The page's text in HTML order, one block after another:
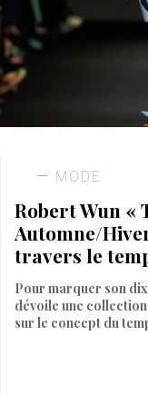
MODE
Robert Wun «
Automne/
travers le
Pour marquer son
dévoile une
sur le concept du